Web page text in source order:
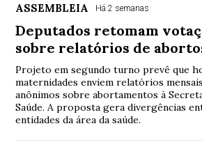
ASSEMBLEIA Há 2 semanas
Deputados retomam
sobre relatórios de
Projeto em segundo turno prevê que
maternidades enviem relatórios
anônimos sobre abortamentos à
Saúde. A proposta gera divergências
entidades da área da saúde.